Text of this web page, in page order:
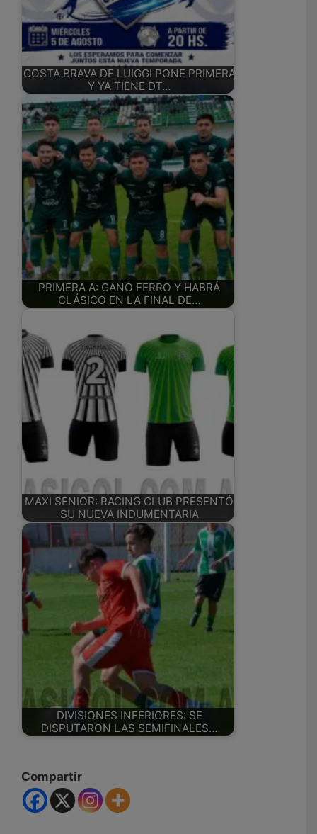
COSTA BRAVA DE LUIGGI PONE PRIMERA
Y YA TIENE DT…
PRIMERA A: GANÓ FERRO Y HABRÁ
CLÁSICO EN LA FINAL DE…
MAXI SENIOR: RACING CLUB PRESENTÓ
SU NUEVA INDUMENTARIA
DIVISIONES INFERIORES: SE
DISPUTARON LAS SEMIFINALES…
Compartir